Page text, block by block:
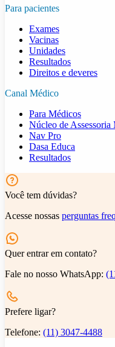
Para pacientes
Exames
Vacinas
Unidades
Resultados
Direitos e deveres
Canal Médico
Para Médicos
Núcleo de Assessoria
Nav Pro
Dasa Educa
Resultados
Você tem dúvidas?
Acesse nossas perguntas
Quer entrar em contato?
Fale no nosso WhatsApp:
Prefere ligar?
Telefone: (11) 3047-4488